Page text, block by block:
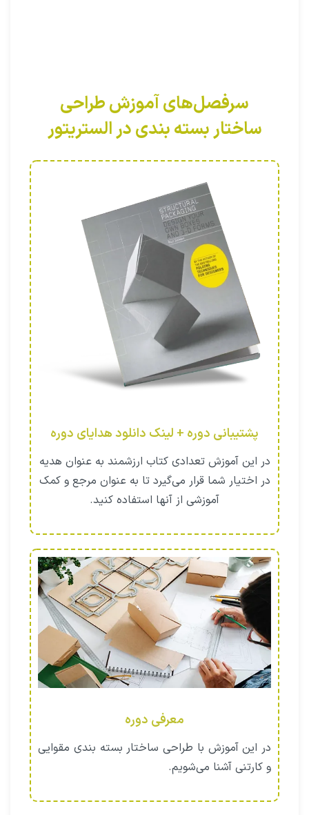
سرفصل‌های آموزش طراحی
ساختار بسته بندی در الستریتور
پشتیبانی دوره + لینک دانلود هدایای دوره
در این آموزش تعدادی کتاب ارزشمند به عنوان هدیه
در اختیار شما قرار می‌گیرد تا به عنوان مرجع و کمک
آموزشی از آنها استفاده کنید.
معرفی دوره
در این آموزش با طراحی ساختار بسته بندی مقوایی
و کارتنی آشنا می‌شویم.